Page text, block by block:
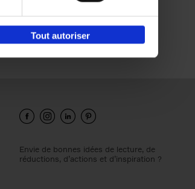
Tout autoriser
Envie de bonnes idées de lecture, de
réductions, d’actions et d’inspiration ?